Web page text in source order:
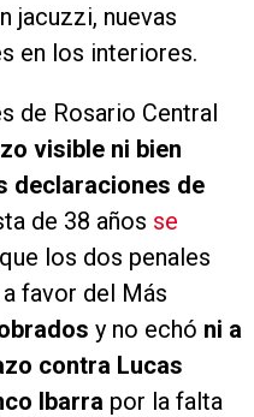
jacuzzi, nuevas
en los interiores.
de Rosario Central
visible ni bien
declaraciones de
de 38 años se
los dos penales
favor del Más
y no echó ni a
contra Lucas
Ibarra por la falta